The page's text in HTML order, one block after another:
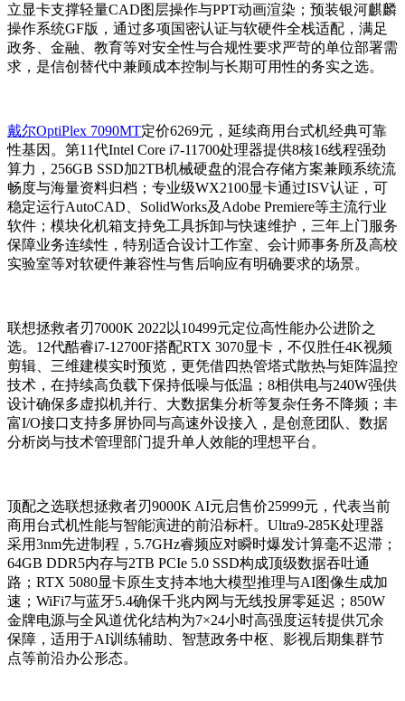
立显卡支撑轻量CAD图层操作与PPT动画渲染；预装银河麒麟
操作系统GF版，通过多项国密认证与软硬件全栈适配，满足
政务、金融、教育等对安全性与合规性要求严苛的单位部署需
求，是信创替代中兼顾成本控制与长期可用性的务实之选。
戴尔OptiPlex 7090MT定价6269元，延续商用台式机经典可靠
性基因。第11代Intel Core i7-11700处理器提供8核16线程强劲
算力，256GB SSD加2TB机械硬盘的混合存储方案兼顾系统流
畅度与海量资料归档；专业级WX2100显卡通过ISV认证，可
稳定运行AutoCAD、SolidWorks及Adobe Premiere等主流行业
软件；模块化机箱支持免工具拆卸与快速维护，三年上门服务
保障业务连续性，特别适合设计工作室、会计师事务所及高校
实验室等对软硬件兼容性与售后响应有明确要求的场景。
联想拯救者刃7000K 2022以10499元定位高性能办公进阶之
选。12代酷睿i7-12700F搭配RTX 3070显卡，不仅胜任4K视频
剪辑、三维建模实时预览，更凭借四热管塔式散热与矩阵温控
技术，在持续高负载下保持低噪与低温；8相供电与240W强供
设计确保多虚拟机并行、大数据集分析等复杂任务不降频；丰
富I/O接口支持多屏协同与高速外设接入，是创意团队、数据
分析岗与技术管理部门提升单人效能的理想平台。
顶配之选联想拯救者刃9000K AI元启售价25999元，代表当前
商用台式机性能与智能演进的前沿标杆。Ultra9-285K处理器
采用3nm先进制程，5.7GHz睿频应对瞬时爆发计算毫不迟滞；
64GB DDR5内存与2TB PCIe 5.0 SSD构成顶级数据吞吐通
路；RTX 5080显卡原生支持本地大模型推理与AI图像生成加
速；WiFi7与蓝牙5.4确保千兆内网与无线投屏零延迟；850W
金牌电源与全风道优化结构为7×24小时高强度运转提供冗余
保障，适用于AI训练辅助、智慧政务中枢、影视后期集群节
点等前沿办公形态。